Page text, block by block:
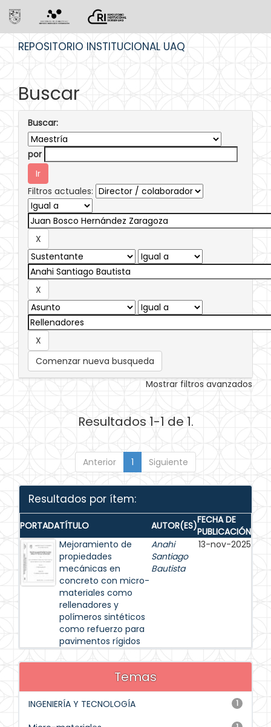
REPOSITORIO INSTITUCIONAL UAQ
Buscar
Buscar:
por
Filtros actuales:
Comenzar nueva busqueda
Mostrar filtros avanzados
Resultados 1-1 de 1.
Anterior 1 Siguiente
Resultados por ítem:
PORTADATÍTULO AUTOR(ES)FECHA DE
PUBLICACIÓN
Mejoramiento de
propiedades
mecánicas en
concreto con micro-
materiales como
rellenadores y
polímeros sintéticos
como refuerzo para
pavimentos rígidos
Anahi
Santiago
Bautista
13-nov-2025
Temas
1
INGENIERÍA Y TECNOLOGÍA